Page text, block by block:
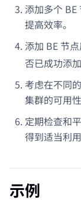
添加多个
提高效率。
添加 BE 节
否已成功添
考虑在不同
集群的可用
定期检查和
得到适当利用
示例